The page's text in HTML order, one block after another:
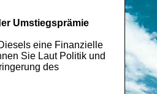
Umstiegsprämie
eine Finanzielle
Sie Laut Politik und
des